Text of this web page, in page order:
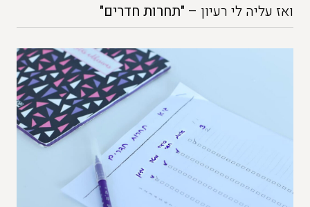
ואז עליה לי רעיון – "תחרות חדרים"